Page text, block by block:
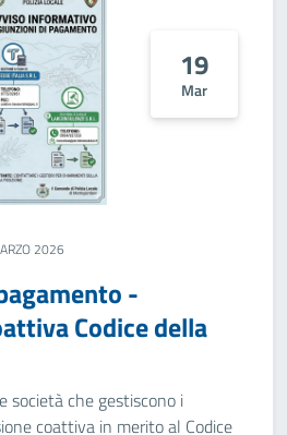
19
Mar
2026
-
Codice della
società che gestiscono i
coattiva in merito al Codice